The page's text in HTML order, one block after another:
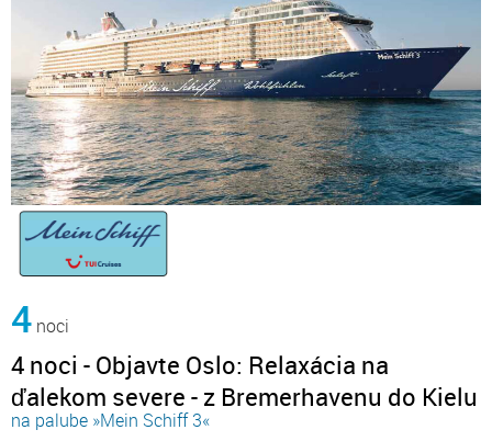
4 noci
4 noci - Objavte Oslo: Relaxácia na
ďalekom severe - z Bremerhavenu do Kielu
na palube »Mein Schiff 3«